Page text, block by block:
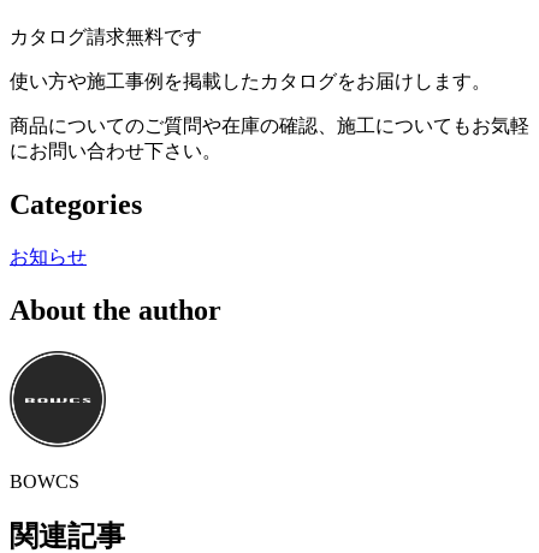
カタログ請求無料です
使い方や施工事例を掲載したカタログをお届けします。
商品についてのご質問や在庫の確認、施工についてもお気軽
にお問い合わせ下さい。
Categories
お知らせ
About the author
BOWCS
関連記事